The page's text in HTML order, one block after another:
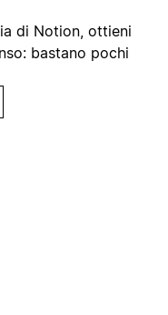
di Notion, ottieni
bastano pochi